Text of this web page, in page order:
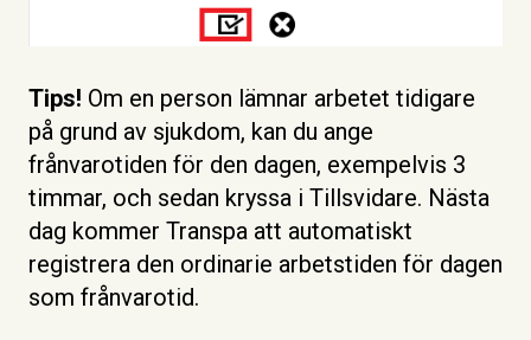
Tips! Om en person lämnar arbetet tidigare
på grund av sjukdom, kan du ange
frånvarotiden för den dagen, exempelvis 3
timmar, och sedan kryssa i Tillsvidare. Nästa
dag kommer Transpa att automatiskt
registrera den ordinarie arbetstiden för dagen
som frånvarotid.